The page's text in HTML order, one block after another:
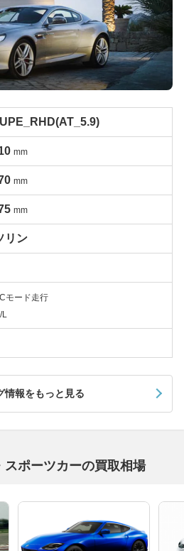
mm
mm
mm
リン
モード走行
L
情報をもっと見る
ポーツカーの買取相場